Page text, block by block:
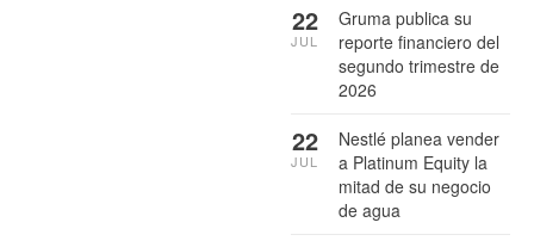
Gruma publica su
reporte financiero del
segundo trimestre de
2026
22
JUL
Nestlé planea vender
a Platinum Equity la
mitad de su negocio
de agua
22
JUL